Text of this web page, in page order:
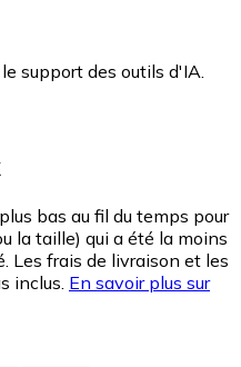
support des outils d'IA.
bas au fil du temps pour
la taille) qui a été la moins
Les frais de livraison et les
inclus. En savoir plus sur